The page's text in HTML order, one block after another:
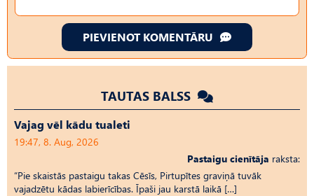
PIEVIENOT KOMENTĀRU
TAUTAS BALSS
Vajag vēl kādu tualeti
19:47, 8. Aug, 2026
Pastaigu cienītāja raksta:
“Pie skaistās pastaigu takas Cēsīs, Pirtupītes graviņā tuvāk
vajadzētu kādas labierīcības. Īpaši jau karstā laikā […]